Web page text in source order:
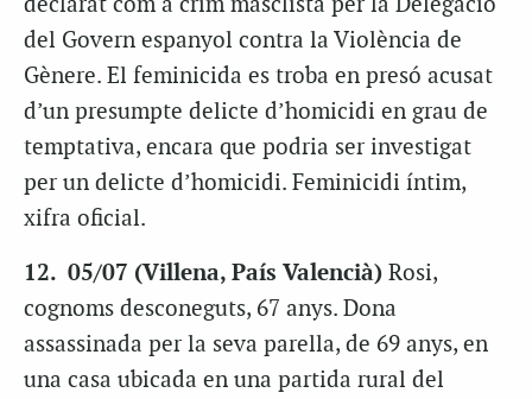
declarat com a crim masclista per la Delegació
del Govern espanyol contra la Violència de
Gènere. El feminicida es troba en presó acusat
d’un presumpte delicte d’homicidi en grau de
temptativa, encara que podria ser investigat
per un delicte d’homicidi. Feminicidi íntim,
xifra oficial.
12. 05/07 (Villena, País Valencià) Rosi,
cognoms desconeguts, 67 anys. Dona
assassinada per la seva parella, de 69 anys, en
una casa ubicada en una partida rural del